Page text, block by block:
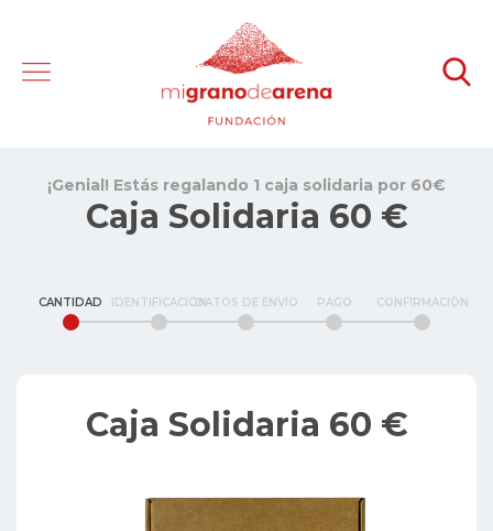
¡Genial! Estás regalando 1 caja solidaria por 60€
Caja Solidaria 60 €
CANTIDAD IDENTIFICACIÓNDATOS DE ENVÍO PAGO CONFIRMACIÓN
Caja Solidaria 60 €